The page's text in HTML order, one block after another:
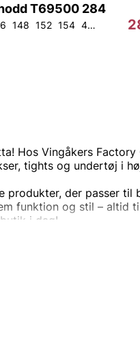
T69500 284
148 152 154 44 48
Hos Vingåkers Factory
tights og undertøj i
produkter, der passer til
funktion og stil – altid
i dag!